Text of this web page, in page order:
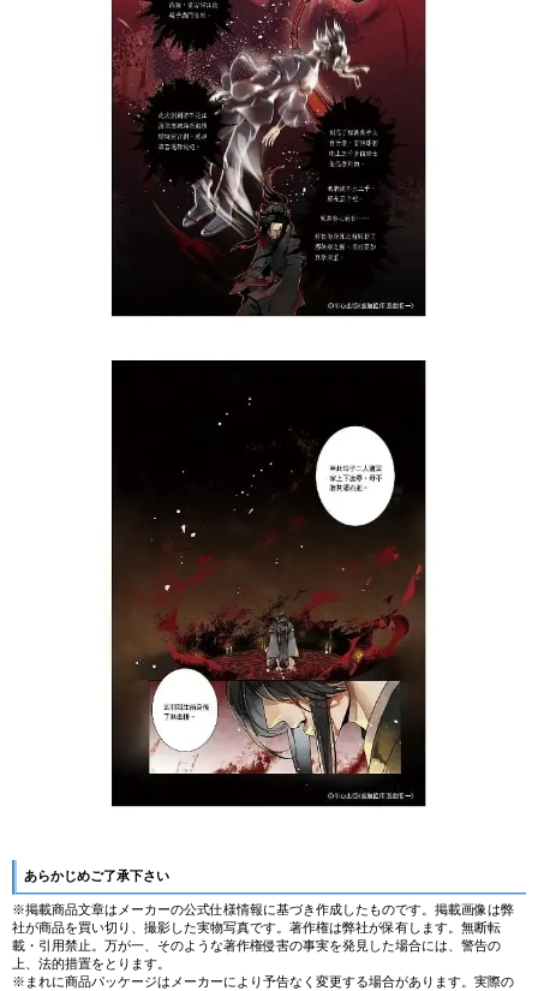
あらかじめご了承下さい
※掲載商品文章はメーカーの公式仕様情報に基づき作成したものです。掲載画像は弊
社が商品を買い切り、撮影した実物写真です。著作権は弊社が保有します。無断転
載・引用禁止。万が一、そのような著作権侵害の事実を発見した場合には、警告の
上、法的措置をとります。
※まれに商品パッケージはメーカーにより予告なく変更する場合があります。実際の